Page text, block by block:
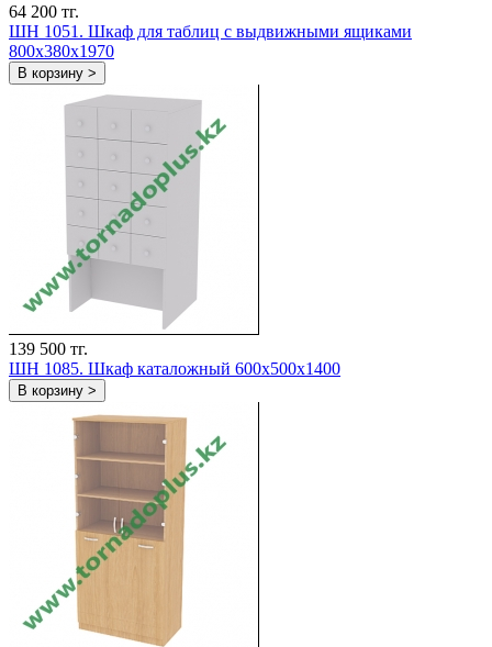
64 200 тг.
ШH 1051. Шкаф для таблиц с выдвижными ящиками
800х380х1970
В корзину >
139 500 тг.
ШH 1085. Шкаф каталожный 600х500х1400
В корзину >